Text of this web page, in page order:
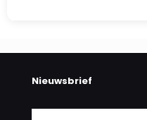
Nieuwsbrief